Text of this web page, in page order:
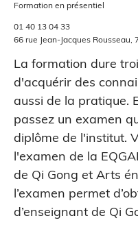
Formation en présentiel
01 40 13 04 33
66 rue Jean-Jacques Rousseau,
La formation dure
d'acquérir des
aussi de la pratique.
passez un examen
diplôme de l'institut.
l'examen de la
de Qi Gong et Arts
l’examen permet
d’enseignant de Qi